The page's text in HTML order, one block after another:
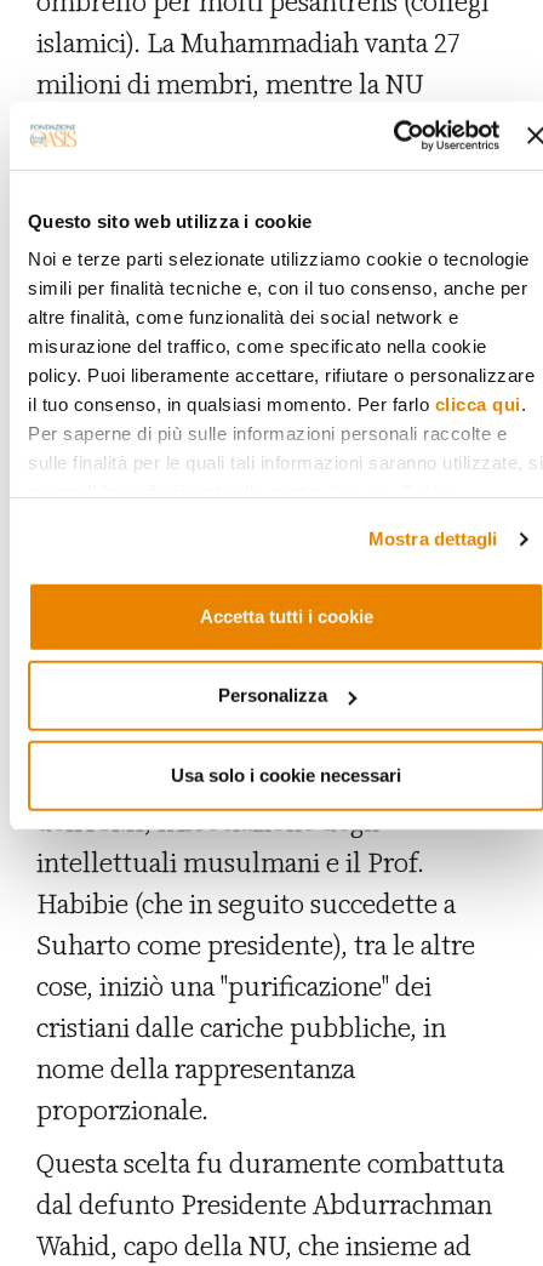
Questo sito web utilizza i cookie
Noi e terze parti selezionate utilizziamo cookie o tecnologie
simili per finalità tecniche e, con il tuo consenso, anche per
altre finalità, come funzionalità dei social network e
misurazione del traffico, come specificato nella cookie
policy. Puoi liberamente accettare, rifiutare o personalizzare
il tuo consenso, in qualsiasi momento. Per farlo clicca qui.
Per saperne di più sulle informazioni personali raccolte e
sulle finalità per le quali tali informazioni saranno utilizzate, si
Mostra dettagli
Accetta tutti i cookie
Personalizza
Usa solo i cookie necessari
islamici). La Muhammadiah vanta 27
milioni di membri, mentre la NU
pretende di arrivare a 40 milioni.
Le relazioni tra le due organizzazioni
non sono sempre facili.
vista politico, in generale, prendono
posizioni tra loro opposte.
Negli anni '50 la Muhammadiah
supportò il partito Masyumi che,
insieme ai socialisti, al partito cattolico e
al partito protestante, premeva per una
democrazia di tipo occidentale. NU al
contrario, pur essendo sempre stata
moderata negli affari religiosi, sostenne
la democrazia guidata di Sukarno.
1989 Suharto operò una svolta pro-
. Si giunse alla nascita
dell'ICMI, l'Associazione degli
intellettuali musulmani e il Prof.
Habibie (che in seguito succedette a
Suharto come presidente), tra le altre
cose, iniziò una "purificazione" dei
cristiani dalle cariche pubbliche, in
nome della rappresentanza
proporzionale.
Questa scelta fu duramente combattuta
dal defunto Presidente Abdurrachman
Wahid, capo della NU, che insieme ad